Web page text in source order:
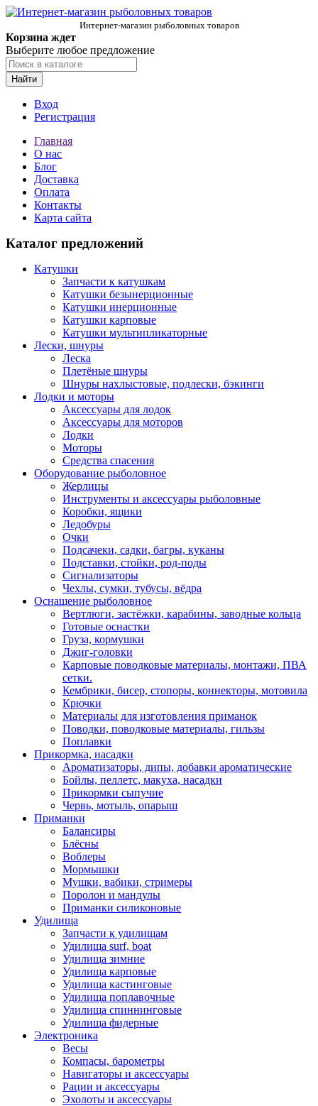
Интернет-магазин рыболовных товаров
Корзина ждет
Выберите любое предложение
Найти
Вход
Регистрация
Главная
О нас
Блог
Доставка
Оплата
Контакты
Карта сайта
Каталог предложений
Катушки
Запчасти к катушкам
Катушки безынерционные
Катушки инерционные
Катушки карповые
Катушки мультипликаторные
Лески, шнуры
Леска
Плетёные шнуры
Шнуры нахлыстовые, подлески, бэкинги
Лодки и моторы
Аксессуары для лодок
Аксессуары для моторов
Лодки
Моторы
Средства спасения
Оборудование рыболовное
Жерлицы
Инструменты и аксессуары рыболовные
Коробки, ящики
Ледобуры
Очки
Подсачеки, садки, багры, куканы
Подставки, стойки, род-поды
Сигнализаторы
Чехлы, сумки, тубусы, вёдра
Оснащение рыболовное
Вертлюги, застёжки, карабины, заводные кольца
Готовые оснастки
Груза, кормушки
Джиг-головки
Карповые поводковые материалы, монтажи, ПВА
сетки.
Кембрики, бисер, стопоры, коннекторы, мотовила
Крючки
Материалы для изготовления приманок
Поводки, поводковые материалы, гильзы
Поплавки
Прикормка, насадки
Ароматизаторы, дипы, добавки ароматические
Бойлы, пеллетс, макуха, насадки
Прикормки сыпучие
Червь, мотыль, опарыш
Приманки
Балансиры
Блёсны
Воблеры
Мормышки
Мушки, вабики, стримеры
Поролон и мандулы
Приманки силиконовые
Удилища
Запчасти к удилищам
Удилища surf, boat
Удилища зимние
Удилища карповые
Удилища кастинговые
Удилища поплавочные
Удилища спиннинговые
Удилища фидерные
Электроника
Весы
Компасы, барометры
Навигаторы и аксессуары
Рации и аксессуары
Эхолоты и аксессуары